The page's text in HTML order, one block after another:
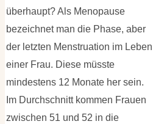
überhaupt? Als Menopause
bezeichnet man die Phase, aber
der letzten Menstruation im Leben
einer Frau. Diese müsste
mindestens 12 Monate her sein.
Im Durchschnitt kommen Frauen
zwischen 51 und 52 in die